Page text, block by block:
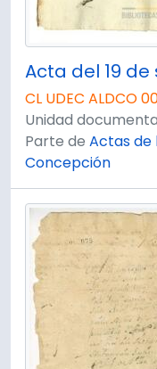
CL UDEC ALDCO
Unidad
Parte de Actas de
Concepción